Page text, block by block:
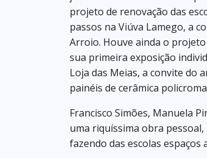
projeto de renovação das
passos na Viúva Lamego, a
Arroio. Houve ainda o
sua primeira exposição
Loja das Meias, a convite do
painéis de cerâmica
Francisco Simões, Manuela
uma riquíssima obra
fazendo das escolas